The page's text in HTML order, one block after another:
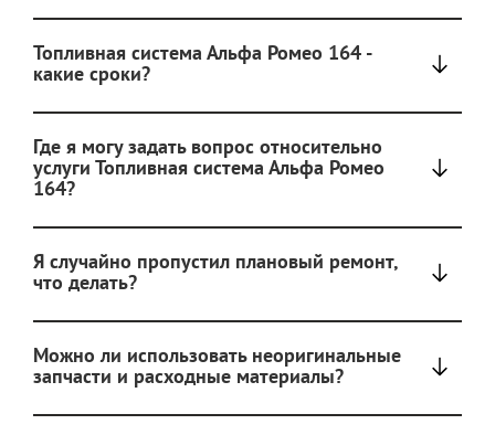
Топливная система Альфа Ромео 164 -
какие сроки?
Где я могу задать вопрос относительно
услуги Топливная система Альфа Ромео
164?
Я случайно пропустил плановый ремонт,
что делать?
Можно ли использовать неоригинальные
запчасти и расходные материалы?